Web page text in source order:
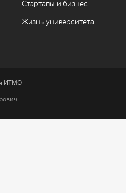
Стартапы и бизнес
Жизнь университета
ИТМО